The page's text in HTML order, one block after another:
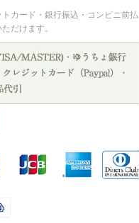
カード・銀行振込・コンビニ前払
だけます。